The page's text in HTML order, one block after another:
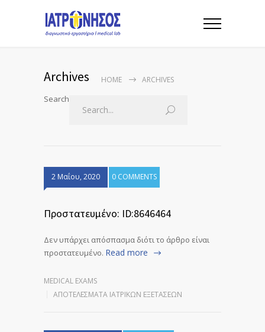
Archives HOME ARCHIVES
Search
2 Μαΐου, 2020 0 COMMENTS
Πρoστατευμένο: ID:8646464
Δεν υπάρχει απόσπασμα διότι το άρθρο είναι
προστατευμένο. Read more
MEDICAL EXAMS
ΑΠΟΤΕΛΈΣΜΑΤΑ ΙΑΤΡΙΚΏΝ ΕΞΕΤΆΣΕΩΝ